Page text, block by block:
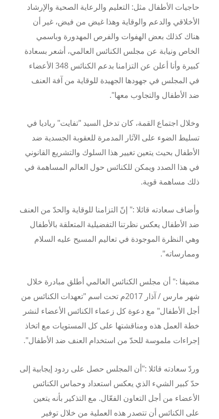
حاجيات الأطفال مثل: التعليم والرعاية الصحية والإرشاد
الأخلاقي والدعم والوقاية وهذا غيض من فيض، غير أن
هناك كذلك بعض الهفوات والفرص المهدورة وباسمي
الخاص ونيابة عن مجلس الكنائس العالمي، أشعر بسعادة
كبيرة وأنا أعلن عن التزامنا بدعم الكنائس 348 الأعضاء
في المجلس في جهودها الجهيدة للوقاية من آفة العنف
ضد الأطفال والتجاوب معها".
وخلال اجتماع القمة، كان تدخل السيد "تفايت" رياديا في
تسليط الضوء على الآثار المدمرة للعقوبة الجسدية ضد
الأطفال بحيث يتعين تغيير هذا السلوك والتشريع القانوني
في هذا الصدد ويمكن للكنائس حول العالم المساهمة في
ذلك مساهمة قوية.
وأضاف سعادته قائلا :" إنّ التزامنا للوقاية والحدّ من العنف
ضد الأطفال يعكس نظرتنا التفضيلية المتعلقة بالأطفال
وهي النظرة الموجودة في تعاليم المسيح عليه السلام
وممارساته".
مضيفا :" أن مجلس الكنائس العالمي أطلق مبادرة خلال
شهر مارس / آذار 2017م تحت اسم "تعهدات الكنائس من
أجل الأطفال" مع دعوة كل زعماء الكنائس الأعضاء لنشر
خطة العمل هذه ومناقشتها على كل المستويات مع اتخاذ
إجراءات ملموسة للحدّ من استخدام العنف ضد الأطفال".
وردّ سعادته قائلا :"أن المجلس حصل على ردود إيجابية إلى
حدّ كبير الشيء الذي يعكس استعداد وحماس الكنائس
الأعضاء من أجل التعاون الفعّال. مع التذكير بأنه يتعين
على الكنائس أن تتصدر هذه العملية من خلال توفير